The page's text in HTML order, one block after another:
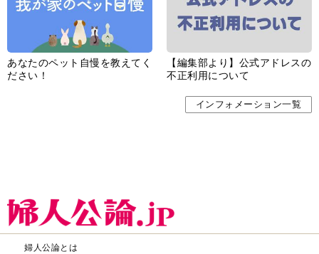
あなたのペット自慢を教えてく
ださい！
【編集部より】公式アドレスの
不正利用について
インフォメーション一覧
婦人公論とは